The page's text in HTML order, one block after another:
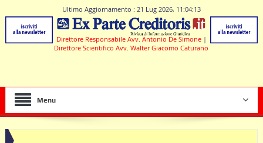
Ultimo Aggiornamento : 21 Lug 2026, 11:04:13
Direttore Responsabile Avv. Antonio De Simone |
Direttore Scientifico Avv. Walter Giacomo Caturano
Menu